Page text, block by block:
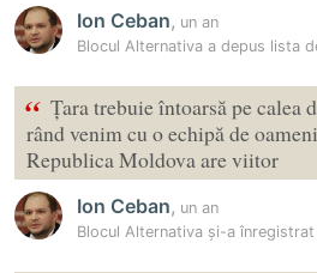
Ion Ceban, un an
“ Țara trebuie întoarsă pe
rând venim cu o echipă de
Republica Moldova are viitor
Ion Ceban, un an